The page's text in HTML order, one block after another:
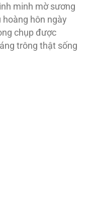
minh mờ sương
hoàng hôn ngày
chụp được
trông thật sống